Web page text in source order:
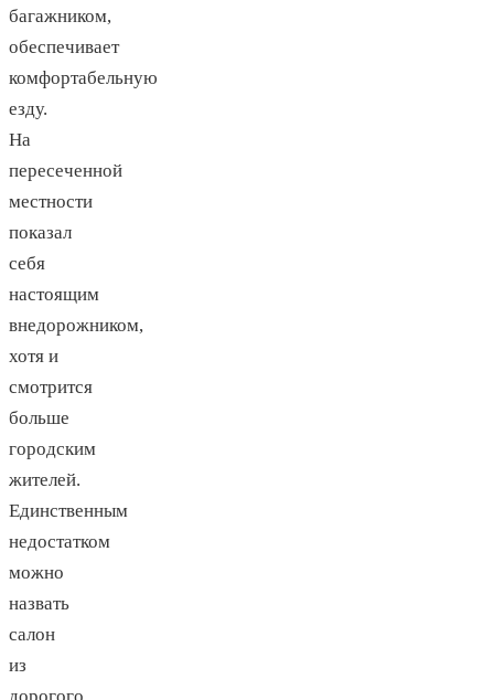
багажником,
обеспечивает
комфортабельную
езду.
На
пересеченной
местности
показал
себя
настоящим
внедорожником,
хотя и
смотрится
больше
городским
жителей.
Единственным
недостатком
можно
назвать
салон
из